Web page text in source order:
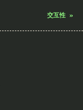
交互性 »